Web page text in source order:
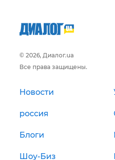
© 2026, Диалог.ua
Все права защищены.
Новости
россия
Блоги
Шоу-Биз